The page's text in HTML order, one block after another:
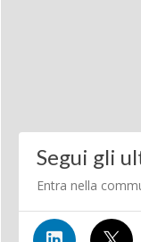
Segui gli
Entra nella